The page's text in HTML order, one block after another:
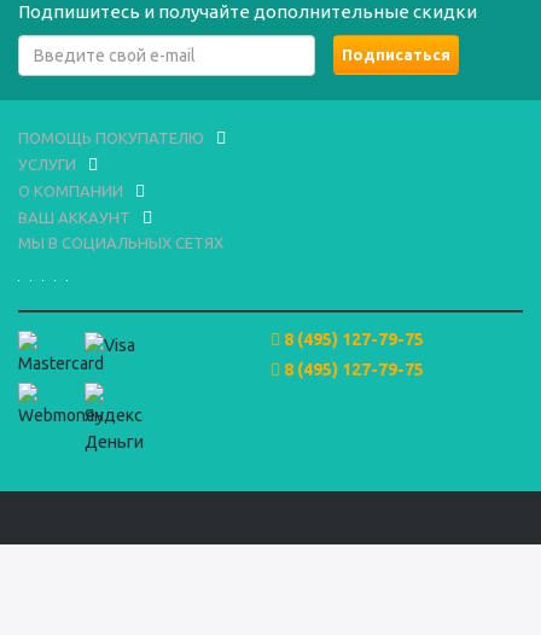
Подпишитесь и получайте дополнительные скидки
ПОМОЩЬ ПОКУПАТЕЛЮ
УСЛУГИ
О КОМПАНИИ
ВАШ АККАУНТ
МЫ В СОЦИАЛЬНЫХ СЕТЯХ
8 (495) 127-79-75
8 (495) 127-79-75